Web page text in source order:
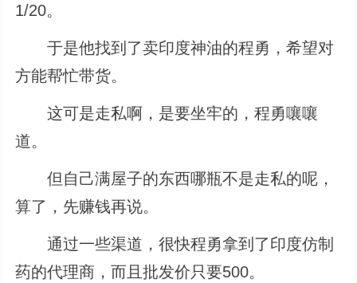
1/20。
于是他找到了卖印度神油的程勇，希望对
方能帮忙带货。
这可是走私啊，是要坐牢的，程勇嚷嚷
道。
但自己满屋子的东西哪瓶不是走私的呢，
算了，先赚钱再说。
通过一些渠道，很快程勇拿到了印度仿制
药的代理商，而且批发价只要500。